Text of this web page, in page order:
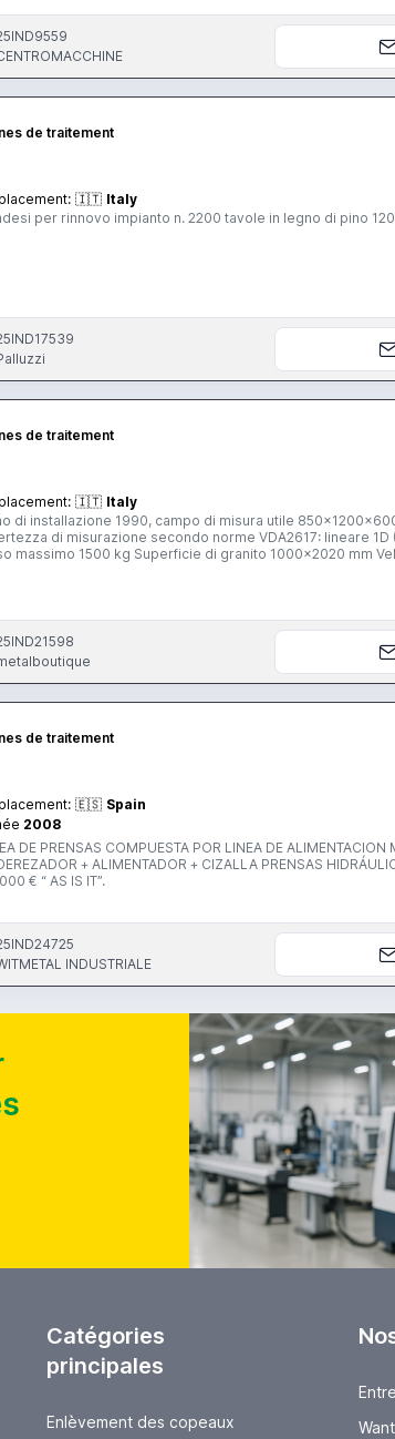
de traitement
🇮🇹 Italy
per rinnovo impianto n. 2200 tavole in legno di pino
de traitement
🇮🇹 Italy
di installazione 1990, campo di misura utile
di misurazione secondo norme VDA2617: lineare
massimo 1500 kg Superficie di granito 1000x2020 mm
delle vibrazioni: la macchina appoggia su
con leve di comando (tipo standard) Sistema operativo
a stella (5 punte) Cambio tastatore automatico
portatastatore programm AUTORUN Supporto per
e d'uso
de traitement
🇪🇸 Spain
2008
COMPUESTA POR LINEA DE ALIMENTACION MILLUTENSILL DEVANADORA 600 x 5000 Kg espesor max 2 mm
+ ALIMENTADOR + CIZALLA PRENSAS HIDRÁULICAS DE 130 y 180 Tn. PRECIO PARA LA INSTALACION COMPLETA.
€ “ AS IS IT”.
INDUSTRIALE
Catégories
principales
Enlèvement des copeaux